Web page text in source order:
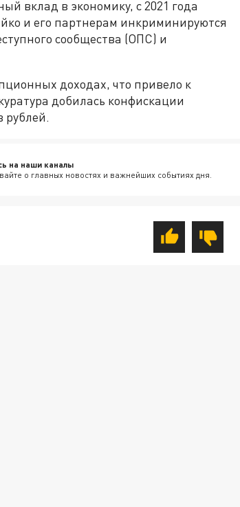
вклад в экономику, с 2021 года
и его партнерам инкриминируются
сообщества (ОПС) и
доходах, что привело к
добилась конфискации
рублей.
на наши каналы
о главных новостях и важнейших событиях дня.